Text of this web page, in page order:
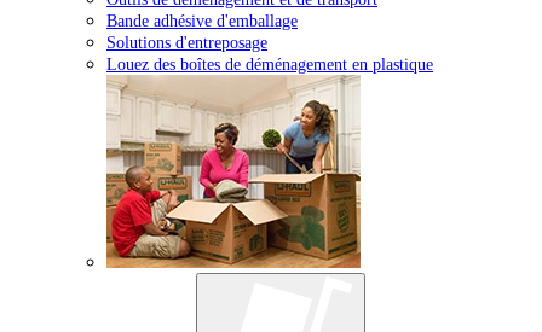
Bande adhésive d'emballage
Solutions d'entreposage
Louez des boîtes de déménagement en plastique